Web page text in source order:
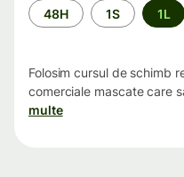
Perioada
48H 1S 1L
Folosim cursul de schimb
comerciale mascate care
multe